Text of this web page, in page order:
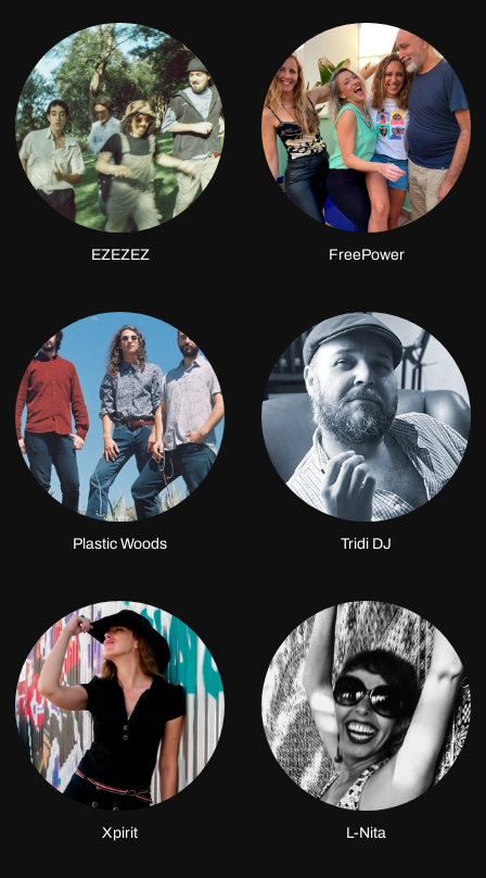
EZEZEZ FreePower
Plastic Woods Tridi DJ
Xpirit L-Nita